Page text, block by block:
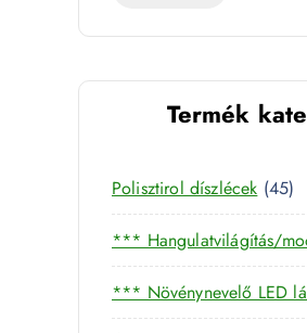
mennyiség Termék
Polisztirol díszlécek 454
5
t
e
r
*** Hangulatvilágítás/
*** Növénynevelő LED